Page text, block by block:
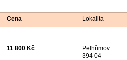
Cena Lokalita
11 800 Kč
Pelhřimov
394 04